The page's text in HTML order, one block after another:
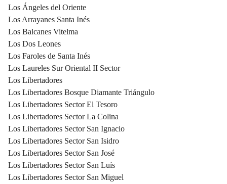
Los Ángeles del Oriente
Los Arrayanes Santa Inés
Los Balcanes Vitelma
Los Dos Leones
Los Faroles de Santa Inés
Los Laureles Sur Oriental II Sector
Los Libertadores
Los Libertadores Bosque Diamante Triángulo
Los Libertadores Sector El Tesoro
Los Libertadores Sector La Colina
Los Libertadores Sector San Ignacio
Los Libertadores Sector San Isidro
Los Libertadores Sector San José
Los Libertadores Sector San Luís
Los Libertadores Sector San Miguel